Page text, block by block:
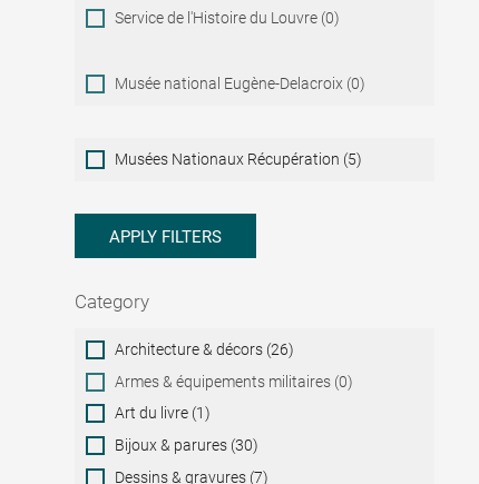
Service de l'Histoire du Louvre (0)
Musée national Eugène-Delacroix (0)
Musées
Nationaux
Musées Nationaux Récupération (5)
APPLY FILTERS
Category
Category
Architecture & décors (26)
Armes & équipements militaires (0)
Art du livre (1)
Bijoux & parures (30)
Dessins & gravures (7)